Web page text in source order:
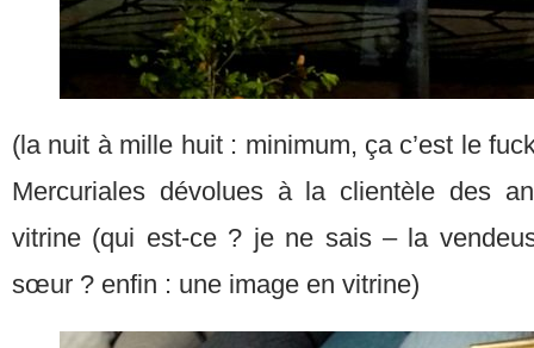
(la nuit à mille huit : minimum, ça c’est le
Mercuriales dévolues à la clientèle des
vitrine (qui est-ce ? je ne sais – la
sœur ? enfin : une image en vitrine)